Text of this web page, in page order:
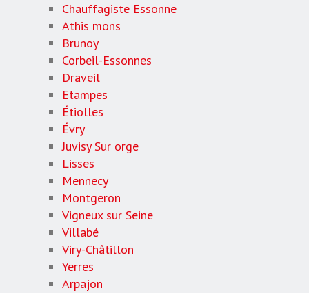
Chauffagiste Essonne
Athis mons
Brunoy
Corbeil-Essonnes
Draveil
Etampes
Étiolles
Évry
Juvisy Sur orge
Lisses
Mennecy
Montgeron
Vigneux sur Seine
Villabé
Viry-Châtillon
Yerres
Arpajon